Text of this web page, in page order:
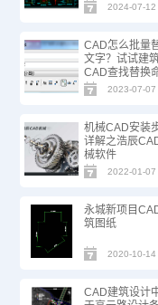
2024-07-12
CAD怎么批量
文字？试试建
CAD查找替换
令！
2023-07-07
机械CAD安装
详解之浩辰
械软件
2022-01-07
永城新项目
筑图纸
2020-10-14
CAD建筑设计